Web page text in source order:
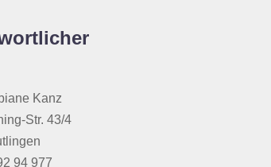
Kanz
Str. 43/4
94 977